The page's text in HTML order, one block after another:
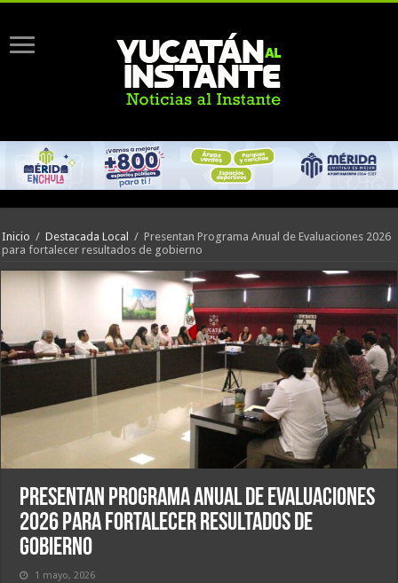
Inicio / Destacada Local / Presentan Programa Anual de Evaluaciones 2026
para fortalecer resultados de gobierno
Presentan Programa Anual de Evaluaciones
2026 para fortalecer resultados de
gobierno
1 mayo, 2026